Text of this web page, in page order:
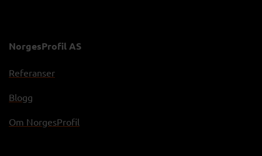
NorgesProfil AS
Referanser
Blogg
Om NorgesProfil